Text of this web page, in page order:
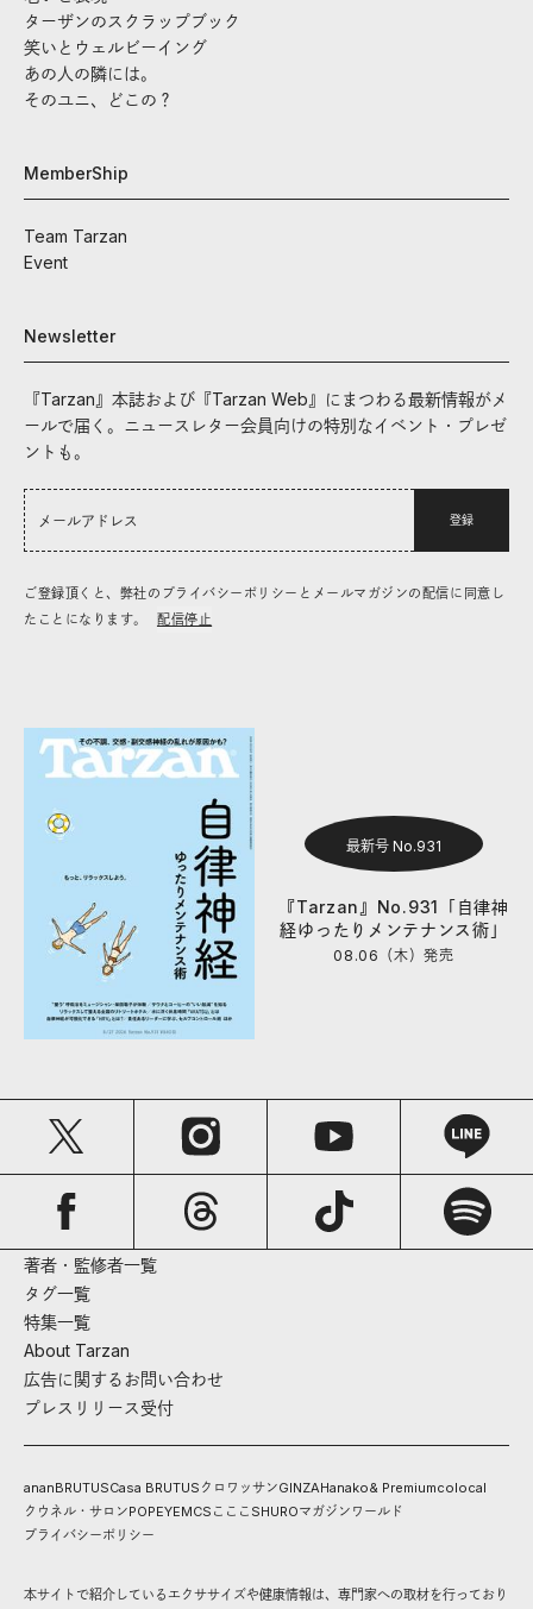
ターザンのスクラップブック
笑いとウェルビーイング
あの人の隣には。
そのユニ、どこの？
MemberShip
Team Tarzan
Event
Newsletter
『Tarzan』本誌および『Tarzan Web』にまつわる最新情報がメ
ールで届く。ニュースレター会員向けの特別なイベント・プレゼ
ントも。
登録
ご登録頂くと、弊社のプライバシーポリシーとメールマガジンの配信に同意し
たことになります。
配信停止
最新号 No.931
『Tarzan』No.931「自律神
経ゆったりメンテナンス術」
08.06（木）発売
著者・監修者一覧
タグ一覧
特集一覧
About Tarzan
広告に関するお問い合わせ
プレスリリース受付
ananBRUTUSCasa BRUTUS クロワッサンGINZAHanako& Premiumcolocal
クウネル・サロンPOPEYEMCS こここ SHUROマガジンワールド
プライバシーポリシー
本サイトで紹介しているエクササイズや健康情報は、専門家への取材を行っており